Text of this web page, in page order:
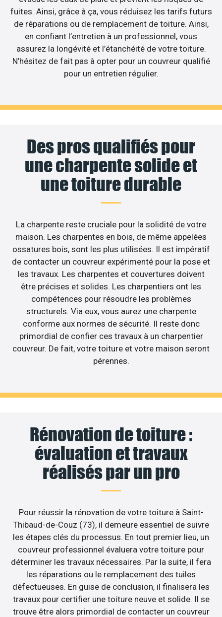
fuites. Ainsi, grâce à ça, vous réduisez les tarifs futurs
de réparations ou de remplacement de toiture. Ainsi,
en confiant l’entretien à un professionnel, vous
assurez la longévité et l’étanchéité de votre toiture.
N’hésitez de fait pas à opter pour un couvreur qualifié
pour un entretien régulier.
Des pros qualifiés pour
une charpente solide et
une toiture durable
La charpente reste cruciale pour la solidité de votre
maison. Les charpentes en bois, de même appelées
ossatures bois, sont les plus utilisées. Il est impératif
de contacter un couvreur expérimenté pour la pose et
les travaux. Les charpentes et couvertures doivent
être précises et solides. Les charpentiers ont les
compétences pour résoudre les problèmes
structurels. Via eux, vous aurez une charpente
conforme aux normes de sécurité. Il reste donc
primordial de confier ces travaux à un charpentier
couvreur. De fait, votre toiture et votre maison seront
pérennes.
Rénovation de toiture :
évaluation et travaux
réalisés par un pro
Pour réussir la rénovation de votre toiture à Saint-
Thibaud-de-Couz (73), il demeure essentiel de suivre
les étapes clés du processus. En tout premier lieu, un
couvreur professionnel évaluera votre toiture pour
déterminer les travaux nécessaires. Par la suite, il fera
les réparations ou le remplacement des tuiles
défectueuses. En guise de conclusion, il finalisera les
travaux pour certifier une toiture neuve et solide. Il se
trouve être alors primordial de contacter un couvreur